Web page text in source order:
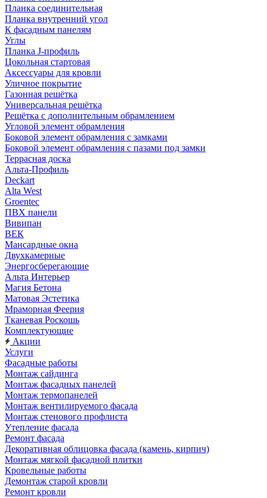
Планка соединительная
Планка внутренний угол
К фасадным панелям
Углы
Планка J-профиль
Цокольная стартовая
Аксессуары для кровли
Уличное покрытие
Газонная решётка
Универсальная решётка
Решётка с дополнительным обрамлением
Угловой элемент обрамления
Боковой элемент обрамления с замками
Боковой элемент обрамления с пазами под замки
Террасная доска
Альта-Профиль
Deckart
Alta West
Groentec
ПВХ панели
Вивипан
ВЕК
Мансардные окна
Двухкамерные
Энергосберегающие
Альта Интерьер
Магия Бетона
Матовая Эстетика
Мраморная Феерия
Тканевая Роскошь
Комплектующие
Акции
Услуги
Фасадные работы
Монтаж сайдинга
Монтаж фасадных панелей
Монтаж термопанелей
Монтаж вентилируемого фасада
Монтаж стенового профлиста
Утепление фасада
Ремонт фасада
Декоративная облицовка фасада (камень, кирпич)
Монтаж мягкой фасадной плитки
Кровельные работы
Демонтаж старой кровли
Ремонт кровли